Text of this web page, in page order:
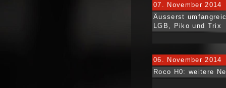
07. November 2014
Äusserst
LGB, Piko und Trix
06. November 2014
Roco H0: weitere